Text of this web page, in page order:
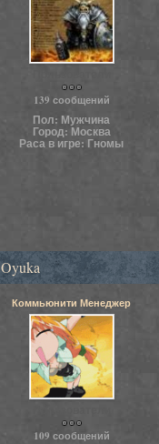
139 сообщений
Пол: Мужчина
Город: Москва
Раса в игре: Гномы
Oyuka
Коммьюнити Менеджер
109 сообщений